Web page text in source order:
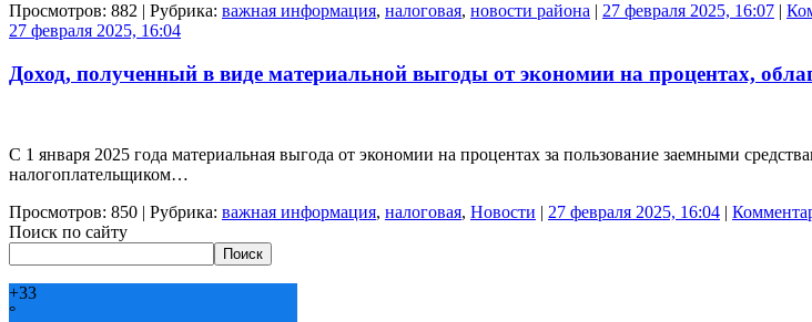
Просмотров: 882 | Рубрика: важная информация, налоговая, новости района | 27 февраля 2025, 16:07 |
27 февраля 2025, 16:04
Доход, полученный в виде материальной выгоды от экономии на процентах,
С 1 января 2025 года материальная выгода от экономии на процентах за пользование заемными
налогоплательщиком…
Просмотров: 850 | Рубрика: важная информация, налоговая, Новости | 27 февраля 2025, 16:04 |
Поиск по сайту
Поиск
+33
°